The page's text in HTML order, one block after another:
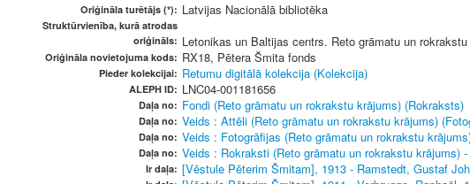
Oriģināla turētājs (*): Latvijas Nacionālā bibliotēka
Struktūrvienība, kurā atrodas
oriģināls: Letonikas un Baltijas centrs. Reto grāmatu un
Oriģināla novietojuma kods: RX18, Pētera Šmita fonds
Pieder kolekcijai: Retumu digitālā kolekcija (Kolekcija)
ALEPH ID: LNC04-001181656
Daļa no: Fondi (Reto grāmatu un rokrakstu krājums) (Rokraksts)
Daļa no: Veids : Attēli (Reto grāmatu un rokrakstu krājums)
Daļa no: Veids : Fotogrāfijas (Reto grāmatu un rokrakstu
Daļa no: Veids : Rokraksti (Reto grāmatu un rokrakstu krājums)
Ir daļa: [Vēstule Pēterim Šmitam], 1913 - Ramstedt, Gustaf